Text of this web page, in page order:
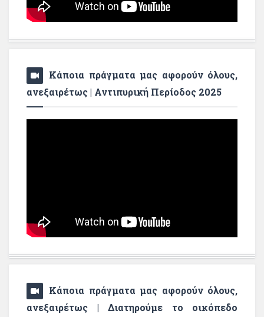
Κάποια πράγματα μας αφορούν όλους,
ανεξαιρέτως | Αντιπυρική Περίοδος 2025
Κάποια πράγματα μας αφορούν όλους,
ανεξαιρέτως | Διατηρούμε το οικόπεδο